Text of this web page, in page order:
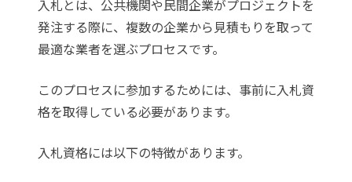
入札とは、公共機関や民間企業がプロジェクトを
発注する際に、複数の企業から見積もりを取って
最適な業者を選ぶプロセスです。
このプロセスに参加するためには、事前に入札資
格を取得している必要があります。
入札資格には以下の特徴があります。